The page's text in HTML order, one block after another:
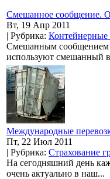
Смешанное сообщение.
Вт, 19 Апр 2011
| Рубрика: Контейнерные
Смешанным сообщением
используют смешанный
Международные
Пт, 22 Июл 2011
| Рубрика: Страхование
На сегодняшний день
очень актуально в наш...